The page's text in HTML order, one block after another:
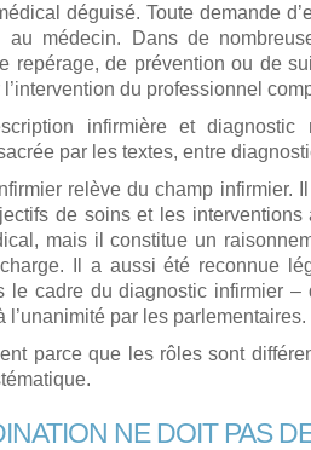
déguisé. Toute demande
au médecin. Dans de
repérage, de prévention ou de
du professionnel
infirmière et
par les textes, entre
relève du champ infirmier.
de soins et les
mais il constitue un
Il a aussi été reconnue
le cadre du diagnostic infirmier
l’unanimité par les parlementaires.
parce que les rôles sont
NE DOIT PAS